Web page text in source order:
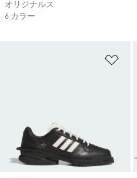
オリジナルス
6 カラー